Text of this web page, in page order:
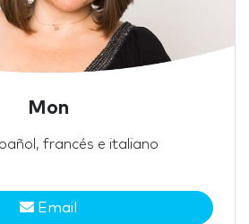
Mon
francés e italiano
Email